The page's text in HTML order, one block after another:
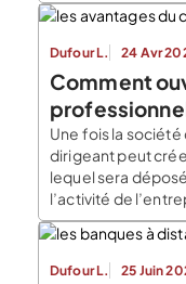
remplir un
obligations
Les obligations
sont également […]
Dufour L. 24 Avr
Comment
Une fois la
dirigeant peut
lequel sera
l’activité de
professionnel, qui
obligatoirement
dépôt du capital
Dufour L. 25 Juin